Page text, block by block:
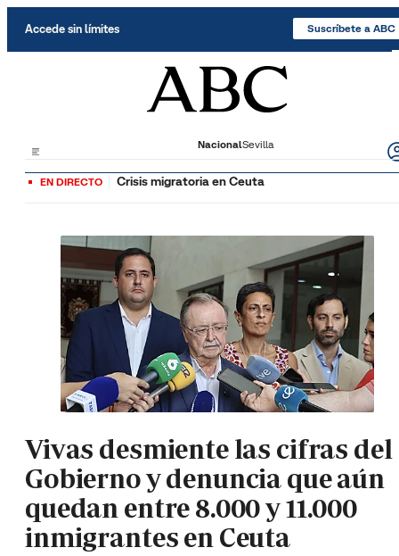
Accede sin límites Suscríbete a ABC
NacionalSevilla
EN DIRECTO Crisis migratoria en Ceuta
Vivas desmiente las cifras del
Gobierno y denuncia que aún
quedan entre 8.000 y 11.000
inmigrantes en Ceuta